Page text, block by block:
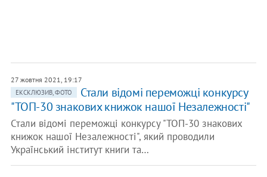
27 жовтня 2021, 19:17
ЕКСКЛЮЗИВ, ФОТО
Стали відомі переможці конкурсу
"ТОП-30 знакових книжок нашої Незалежності"
Стали відомі переможці конкурсу "ТОП-30 знакових
книжок нашої Незалежності", який проводили
Український інститут книги та…